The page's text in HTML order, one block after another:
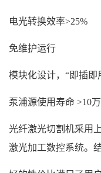
电光转换效率>25%
免维护运行
模块化设计，“即插即
泵浦源使用寿命 >10
光纤激光切割机采用
激光加工数控系统。